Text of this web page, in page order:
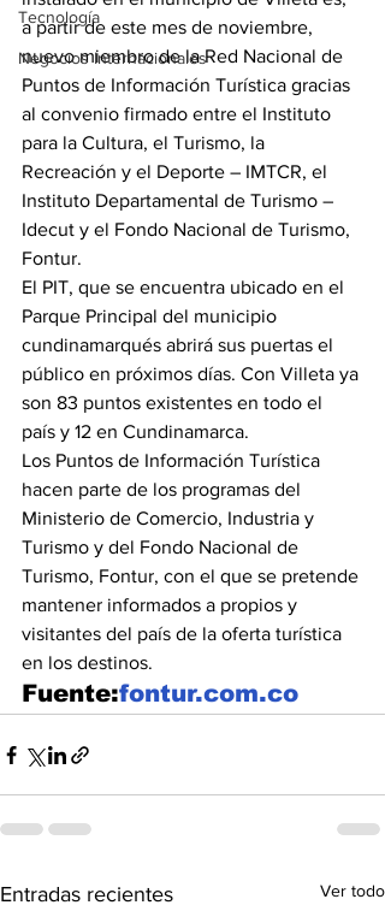
Tecnología
Negocios Internacionales
a partir de este mes de noviembre,
nuevo miembro de la Red Nacional de
Puntos de Información Turística gracias
al convenio firmado entre el Instituto
para la Cultura, el Turismo, la
Recreación y el Deporte – IMTCR, el
Instituto Departamental de Turismo –
Idecut y el Fondo Nacional de Turismo,
Fontur.
El PIT, que se encuentra ubicado en el
Parque Principal del municipio
cundinamarqués abrirá sus puertas el
público en próximos días. Con Villeta ya
son 83 puntos existentes en todo el
país y 12 en Cundinamarca.
Los Puntos de Información Turística
hacen parte de los programas del
Ministerio de Comercio, Industria y
Turismo y del Fondo Nacional de
Turismo, Fontur, con el que se pretende
mantener informados a propios y
visitantes del país de la oferta turística
en los destinos.
Fuente:fontur.com.co
Entradas recientes Ver todo